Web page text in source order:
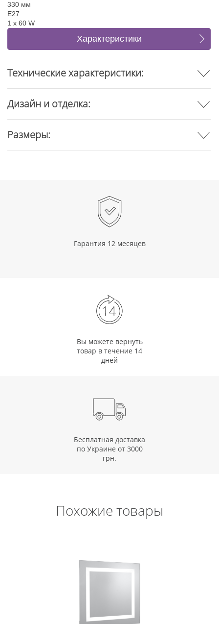
330 мм
E27
1 x 60 W
Характеристики
Отзывы
Технические характеристики:
Дизайн и отделка:
Размеры:
Гарантия 12 месяцев
Вы можете вернуть
товар в течение 14
дней
Бесплатная доставка
по Украине от 3000
грн.
Похожие товары